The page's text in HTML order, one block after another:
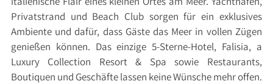
Privatstrand und Beach Club sorgen für ein exklusives
Ambiente und dafür, dass Gäste das Meer in vollen Zügen
genießen können. Das einzige 5-Sterne-Hotel, Falisia, a
Luxury Collection Resort & Spa sowie Restaurants,
Boutiquen und Geschäfte lassen keine Wünsche mehr offen.